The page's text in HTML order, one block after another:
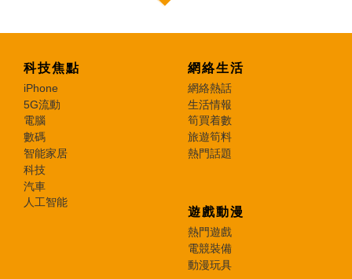
科技焦點
iPhone
5G流動
電腦
數碼
智能家居
科技
汽車
人工智能
網絡生活
網絡熱話
生活情報
筍買着數
旅遊筍料
熱門話題
遊戲動漫
熱門遊戲
電競裝備
動漫玩具